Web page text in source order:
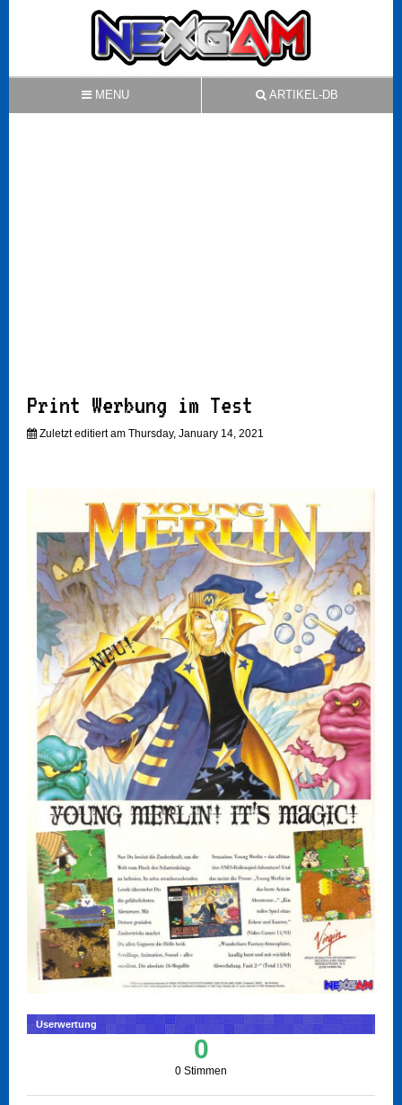
MENU ARTIKEL-DB
Print Werbung im Test
Zuletzt editiert am Thursday, January 14, 2021
Userwertung
0
0 Stimmen